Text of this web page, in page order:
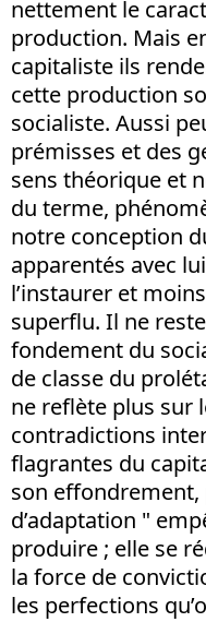
nettement le
production. Mais
capitaliste ils
cette production
socialiste. Aussi
prémisses et des
sens théorique et
du terme,
notre conception
apparentés avec
l’instaurer et
superflu. Il ne
fondement du
de classe du
ne reflète plus sur
contradictions
flagrantes du
son effondrement,
d’adaptation "
produire ; elle se
la force de
les perfections